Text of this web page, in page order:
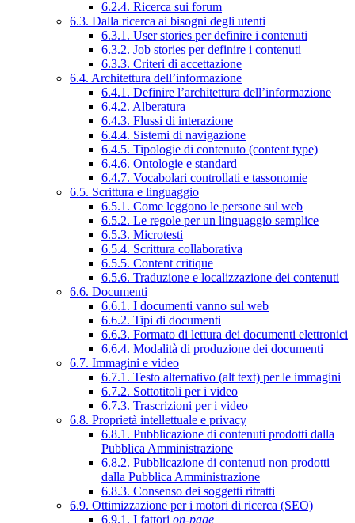
6.2.4. Ricerca sui forum
6.3. Dalla ricerca ai bisogni degli utenti
6.3.1. User stories per definire i contenuti
6.3.2. Job stories per definire i contenuti
6.3.3. Criteri di accettazione
6.4. Architettura dell’informazione
6.4.1. Definire l’architettura dell’informazione
6.4.2. Alberatura
6.4.3. Flussi di interazione
6.4.4. Sistemi di navigazione
6.4.5. Tipologie di contenuto (content type)
6.4.6. Ontologie e standard
6.4.7. Vocabolari controllati e tassonomie
6.5. Scrittura e linguaggio
6.5.1. Come leggono le persone sul web
6.5.2. Le regole per un linguaggio semplice
6.5.3. Microtesti
6.5.4. Scrittura collaborativa
6.5.5. Content critique
6.5.6. Traduzione e localizzazione dei contenuti
6.6. Documenti
6.6.1. I documenti vanno sul web
6.6.2. Tipi di documenti
6.6.3. Formato di lettura dei documenti elettronici
6.6.4. Modalità di produzione dei documenti
6.7. Immagini e video
6.7.1. Testo alternativo (alt text) per le immagini
6.7.2. Sottotitoli per i video
6.7.3. Trascrizioni per i video
6.8. Proprietà intellettuale e privacy
6.8.1. Pubblicazione di contenuti prodotti dalla
Pubblica Amministrazione
6.8.2. Pubblicazione di contenuti non prodotti
dalla Pubblica Amministrazione
6.8.3. Consenso dei soggetti ritratti
6.9. Ottimizzazione per i motori di ricerca (SEO)
6.9.1. I fattori on-page